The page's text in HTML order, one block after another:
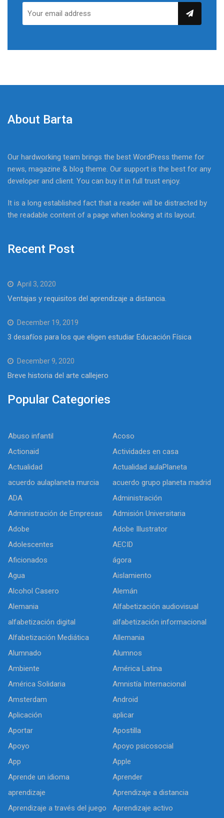
About Barta
Our hardworking team brings the best WordPress theme for
news, magazine & blog theme. Our support is the best for any
developer and client. You can buy it in full trust enjoy.
It is a long established fact that a reader will be distracted by
the readable content of a page when looking at its layout.
Recent Post
April 3, 2020
Ventajas y requisitos del aprendizaje a distancia.
December 19, 2019
3 desafíos para los que eligen estudiar Educación Física
December 9, 2020
Breve historia del arte callejero
Popular Categories
Abuso infantil
Acoso
Actionaid
Actividades en casa
Actualidad
Actualidad aulaPlaneta
acuerdo aulaplaneta murcia
acuerdo grupo planeta madrid
ADA
Administración
Administración de Empresas
Admisión Universitaria
Adobe
Adobe Illustrator
Adolescentes
AECID
Aficionados
ágora
Agua
Aislamiento
Alcohol Casero
Alemán
Alemania
Alfabetización audiovisual
alfabetización digital
alfabetización informacional
Alfabetización Mediática
Allemania
Alumnado
Alumnos
Ambiente
América Latina
América Solidaria
Amnistía Internacional
Amsterdam
Android
Aplicación
aplicar
Aportar
Apostilla
Apoyo
Apoyo psicosocial
App
Apple
Aprende un idioma
Aprender
aprendizaje
Aprendizaje a distancia
Aprendizaje a través del juego
Aprendizaje activo